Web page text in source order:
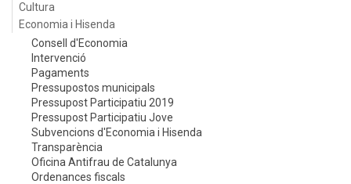
Cultura
Economia i Hisenda
Consell d'Economia
Intervenció
Pagaments
Pressupostos municipals
Pressupost Participatiu 2019
Pressupost Participatiu Jove
Subvencions d'Economia i Hisenda
Transparència
Oficina Antifrau de Catalunya
Ordenances fiscals